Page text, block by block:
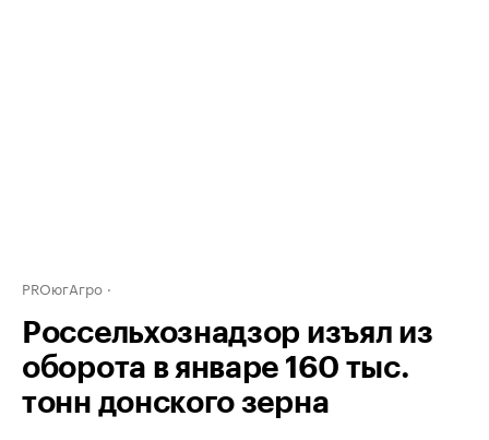
PROюгАгро
Россельхознадзор изъял из
оборота в январе 160 тыс.
тонн донского зерна